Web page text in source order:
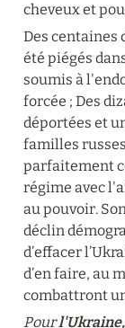
cheveux et
Des centaines
été piégés
soumis à
forcée ; Des
déportées et
familles
parfaitement
régime avec
au pouvoir.
déclin
d’effacer
d’en faire, au
combattront
Pour